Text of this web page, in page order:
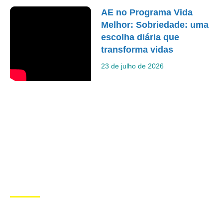
AE no Programa Vida
Melhor: Sobriedade: uma
escolha diária que
transforma vidas
23 de julho de 2026